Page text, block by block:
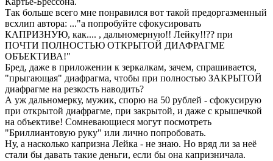
Так больше всего мне понравился вот такой предоргазменный
всхлип автора: ..."а попробуйте сфокусировать
КАПРИЗНУЮ, как.... , дальномерную!! Лейку!!?? при
ПОЧТИ ПОЛНОСТЬЮ ОТКРЫТОЙ ДИАФРАГМЕ
ОБЪЕКТИВА!"
Бред, даже в приложении к зеркалкам, зачем, спрашивается,
"прыгающая" диафрагма, чтобы при полностью ЗАКРЫТОЙ
диафрагме на резкость наводить?
А уж дальномерку, мужик, спорю на 50 рублей - сфокусирую
при открытой диафрагме, при закрытой, и даже с крышечкой
на объективе! Сомневающиеся могут посмотреть
"Бриллиантовую руку" или лично попробовать.
Ну, а насколько капризна Лейка - не знаю. Но вряд ли за неё
стали бы давать такие деньги, если бы она капризничала.